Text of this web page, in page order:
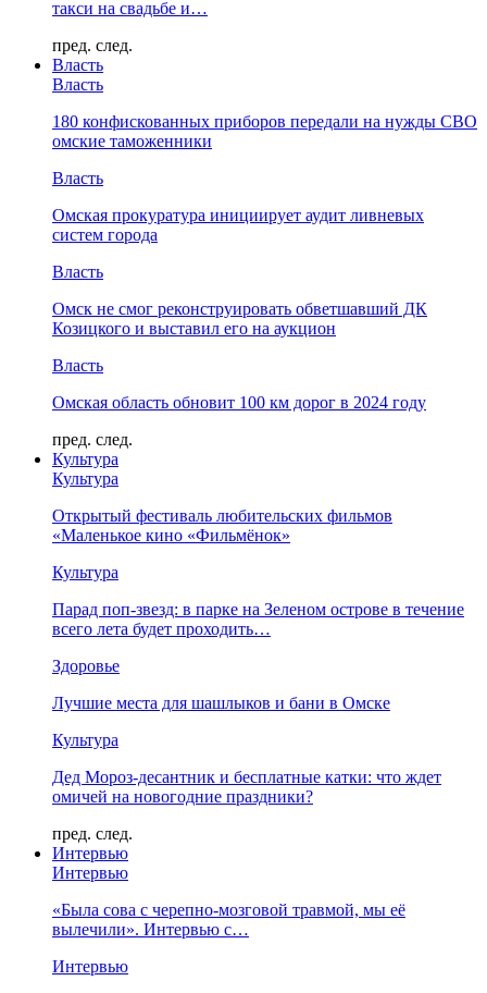
такси на свадьбе и…
пред. след.
Власть
Власть
180 конфискованных приборов передали на нужды СВО
омские таможенники
Власть
Омская прокуратура инициирует аудит ливневых
систем города
Власть
Омск не смог реконструировать обветшавший ДК
Козицкого и выставил его на аукцион
Власть
Омская область обновит 100 км дорог в 2024 году
пред. след.
Культура
Культура
Открытый фестиваль любительских фильмов
«Маленькое кино «Фильмёнок»
Культура
Парад поп-звезд: в парке на Зеленом острове в течение
всего лета будет проходить…
Здоровье
Лучшие места для шашлыков и бани в Омске
Культура
Дед Мороз-десантник и бесплатные катки: что ждет
омичей на новогодние праздники?
пред. след.
Интервью
Интервью
«Была сова с черепно-мозговой травмой, мы её
вылечили». Интервью с…
Интервью